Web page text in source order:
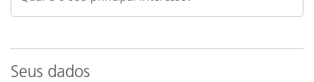
Seus dados